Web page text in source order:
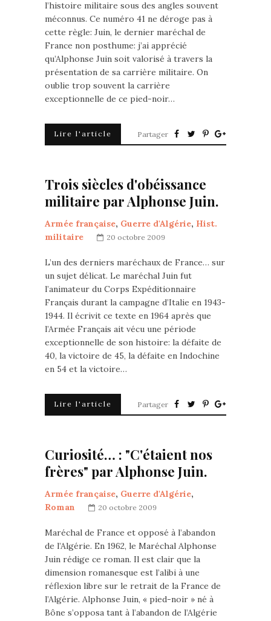
l’histoire militaire sous des angles souvent
méconnus. Ce numéro 41 ne déroge pas à
cette règle: Juin, le dernier maréchal de
France non posthume: j’ai apprécié
qu’Alphonse Juin soit valorisé à travers la
présentation de sa carrière militaire. On
oublie trop souvent la carrière
exceptionnelle de ce pied-noir…
Lire l'article Partager
Trois siècles d'obéissance
militaire par Alphonse Juin.
Armée française, Guerre d'Algérie, Hist.
militaire
20 octobre 2009
L’un des derniers maréchaux de France… sur
un sujet délicat. Le maréchal Juin fut
l’animateur du Corps Expéditionnaire
Français durant la campagne d’Italie en 1943-
1944. Il écrivit ce texte en 1964 après que
l’Armée Français ait vécu une période
exceptionnelle de son histoire: la défaite de
40, la victoire de 45, la défaite en Indochine
en 54 et la victoire…
Lire l'article Partager
Curiosité… : "C'étaient nos
frères" par Alphonse Juin.
Armée française, Guerre d'Algérie,
Roman
20 octobre 2009
Maréchal de France et opposé à l’abandon
de l’Algérie. En 1962, le Maréchal Alphonse
Juin rédige ce roman. Il est clair que la
dimension romanesque est l’alibi à une
réflexion libre sur le retrait de la France de
l’Algérie. Alphonse Juin, « pied-noir » né à
Bône s’opposa tant à l’abandon de l’Algérie